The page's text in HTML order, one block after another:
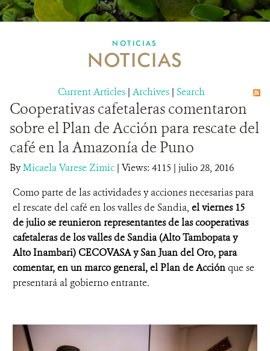
MECANISMO DE ATENCIÓN DE QUEJAS Y RECLAMOS
DONA
NOTICIAS
NOTICIAS
Current Articles | Archives | Search
Cooperativas cafetaleras comentaron
sobre el Plan de Acción para rescate del
café en la Amazonía de Puno
ByMicaela Varese Zimic | Views: 4115 | julio 28, 2016
Como parte de las actividades y acciones necesarias para
el rescate del café en los valles de Sandia, el viernes 15
de julio se reunieron representantes de las cooperativas
cafetaleras de los valles de Sandia (Alto Tambopata y
Alto Inambari) CECOVASA y San Juan del Oro, para
comentar, en un marco general, el Plan de Acciónque se
presentará al gobierno entrante.